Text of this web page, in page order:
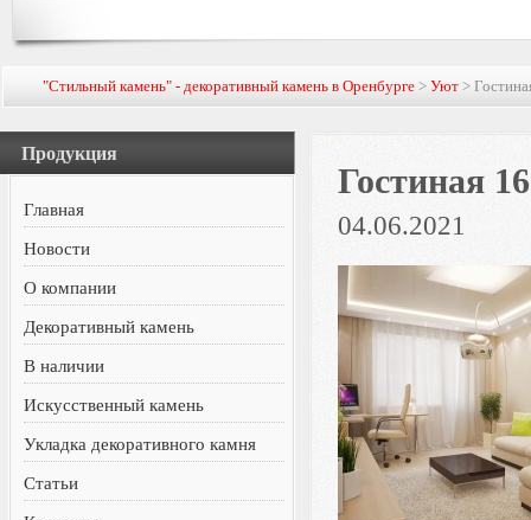
"Стильный камень" - декоративный камень в Оренбурге >Уют >
Продукция
Главная
Новости
О компании
Декоративный камень
В наличии
Искусственный камень
Укладка декоративного камня
Статьи
Гостиная
04.06.2021